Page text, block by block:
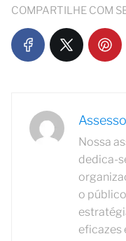
COMPARTILHE COM
Nossa
dedica-
o
eficazes